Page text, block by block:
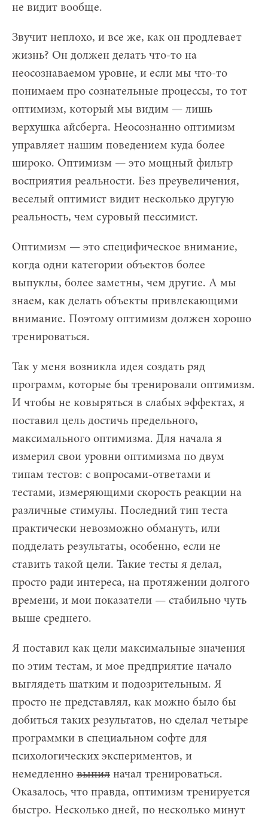
не видит вообще.
Звучит неплохо, и все же, как он продлевает
жизнь? Он должен делать что-то на
неосознаваемом уровне, и если мы что-то
понимаем про сознательные процессы, то тот
оптимизм, который мы видим — лишь
верхушка айсберга. Неосознанно оптимизм
управляет нашим поведением куда более
широко. Оптимизм — это мощный фильтр
восприятия реальности. Без преувеличения,
веселый оптимист видит несколько другую
реальность, чем суровый пессимист.
Оптимизм — это специфическое внимание,
когда одни категории объектов более
выпуклы, более заметны, чем другие. А мы
знаем, как делать объекты привлекающими
внимание. Поэтому оптимизм должен хорошо
тренироваться.
Так у меня возникла идея создать ряд
программ, которые бы тренировали оптимизм.
И чтобы не ковыряться в слабых эффектах, я
поставил цель достичь предельного,
максимального оптимизма. Для начала я
измерил свои уровни оптимизма по двум
типам тестов: с вопросами-ответами и
тестами, измеряющими скорость реакции на
различные стимулы. Последний тип теста
практически невозможно обмануть, или
подделать результаты, особенно, если не
ставить такой цели. Такие тесты я делал,
просто ради интереса, на протяжении долгого
времени, и мои показатели — стабильно чуть
выше среднего.
Я поставил как цели максимальные значения
по этим тестам, и мое предприятие начало
выглядеть шатким и подозрительным. Я
просто не представлял, как можно было бы
добиться таких результатов, но сделал четыре
программки в специальном софте для
психологических экспериментов, и
немедленно выпил начал тренироваться.
Оказалось, что правда, оптимизм тренируется
быстро. Несколько дней, по несколько минут